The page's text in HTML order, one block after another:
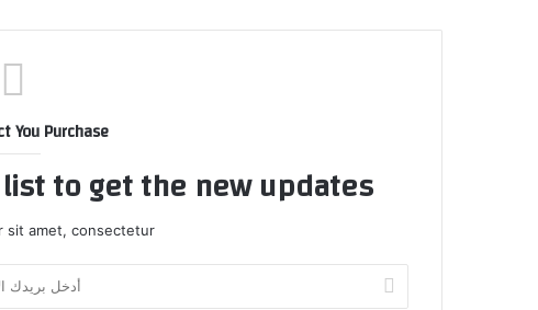
You Purchase
to get the new updates!
sit amet, consectetur.
بريدك